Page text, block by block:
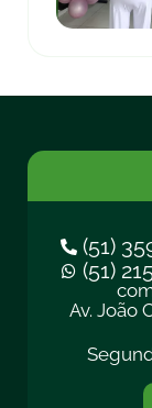
(51)
(51)
Av. João